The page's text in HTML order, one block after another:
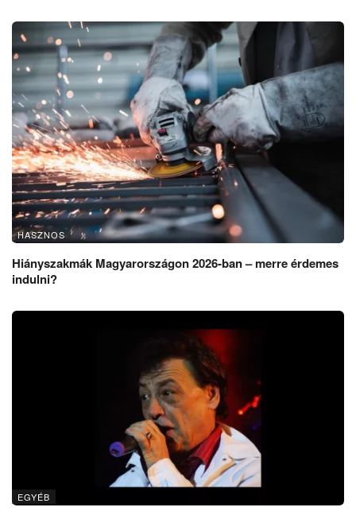
HASZNOS
Hiányszakmák Magyarországon 2026-ban – merre érdemes
indulni?
EGYÉB